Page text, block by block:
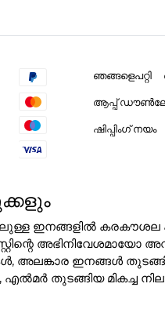
ഞങ്ങളെപറ്റി
ആപ്പ്
ഷിപ്പിംഗ് നയം
ഇനങ്ങളിൽ
അലങ്കാര ഇനങ്ങൾ
എൽമർ തുടങ്ങിയ മികച്ച